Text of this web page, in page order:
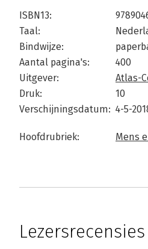
ISBN13:
Taal:
Bindwijze:
Aantal pagina's:
400
Uitgever:
Atlas-
Druk:
10
Verschijningsdatum: 4-5-
Hoofdrubriek: Mens
Lezersrecensies